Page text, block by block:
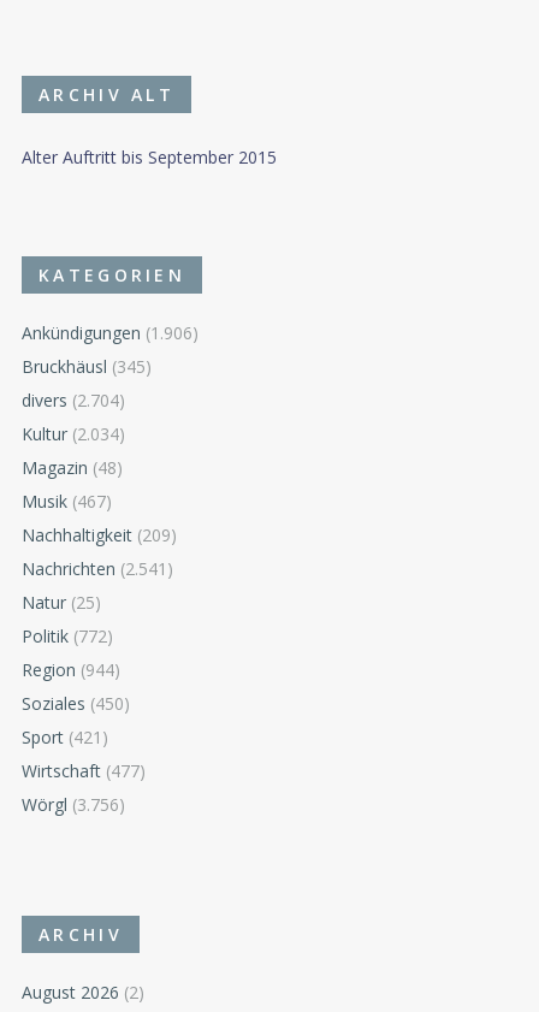
ARCHIV ALT
Alter Auftritt bis September 2015
KATEGORIEN
Ankündigungen (1.906)
Bruckhäusl (345)
divers (2.704)
Kultur (2.034)
Magazin (48)
Musik (467)
Nachhaltigkeit (209)
Nachrichten (2.541)
Natur (25)
Politik (772)
Region (944)
Soziales (450)
Sport (421)
Wirtschaft (477)
Wörgl (3.756)
ARCHIV
August 2026 (2)